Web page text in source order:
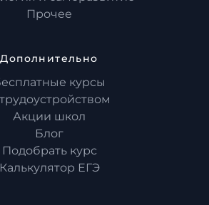
Прочее
Дополнительно
курсы
Акции школ
Блог
Подобрать курс
Калькулятор ЕГЭ